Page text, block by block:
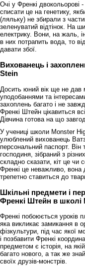
Очі у Френкі двокольорові
списати це на генетику,
(ляльку) не збирали з
зеленуватий відтінок. На
електрику. Вони, на жаль,
в них потрапить вода, то
давати збої.
Вихованець і
Stein
Досить юний вік ще не дав
уподобаннями та
захоплень багато і не
Френкі Штейн цікавиться
Дівчина готова на що
У учениці школи Monster
улюблений вихованець
персональний паспорт. Він
господиня, зібраний з
складно сказати, кіт це чи
Френкі це неважливо, вона
трепетно ставиться до
Шкільні предмети і
Френкі Штейн в школі
Френкі побоюється уроків
яка викликає замикання в
фізкультури, під час якої
і позбавити Френкі
предметом є історія, на
багато нового, а так же
своїх друзів-монстрів.